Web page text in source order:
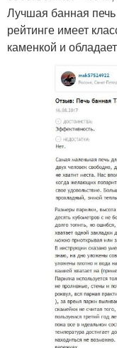
Лучшая банная
рейтинге имеет
каменкой и